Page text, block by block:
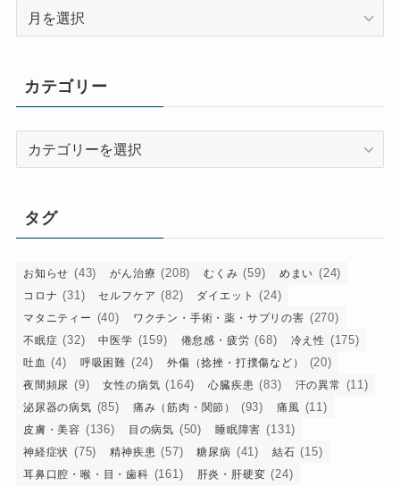
ブ
カテゴリー
ー
タグ
お知らせ (43) がん治療 (208) むくみ (59) めまい (24)
コロナ (31) セルフケア (82) ダイエット (24)
マタニティー (40) ワクチン・手術・薬・サプリの害 (270)
不眠症 (32) 中医学 (159) 倦怠感・疲労 (68) 冷え性 (175)
吐血 (4) 呼吸困難 (24) 外傷（捻挫・打撲傷など） (20)
夜間頻尿 (9) 女性の病気 (164) 心臓疾患 (83) 汗の異常 (11)
泌尿器の病気 (85) 痛み（筋肉・関節） (93) 痛風 (11)
皮膚・美容 (136) 目の病気 (50) 睡眠障害 (131)
神経症状 (75) 精神疾患 (57) 糖尿病 (41) 結石 (15)
耳鼻口腔・喉・目・歯科 (161) 肝炎・肝硬変 (24)